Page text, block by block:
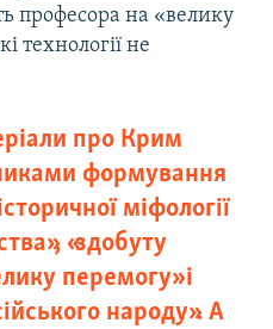
професора на «велику
технології не
про Крим
формування
міфології
«здобуту
перемогу» і
народу». А